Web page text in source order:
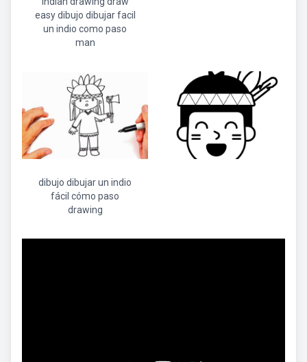
easy dibujo dibujar facil
un indio como paso
man
dibujo dibujar un indio
fácil cómo paso
drawing